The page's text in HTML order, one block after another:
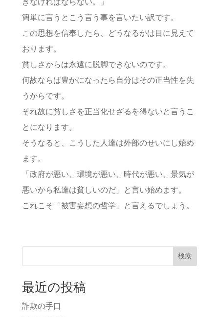
簡単に言うとこう言う事を言いたい訳です。
この思想を信奉したら、どうなるかは目に見えて
おります。
貧しさからは永遠に脱脚できないのです。
何故ならば豊かになったら自分はその正当性を失
うからです。
それ故に貧しさを正当化せざるを得ないと言うこ
とになります。
そうなると、こうした人達は外部のせいにし始め
ます。
「政府が悪い、環境が悪い、時代が悪い、景気が
悪いから私達は貧しいのだ」と言い始めます。
これこそ「被害妄想の哲学」と言えるでしょう。
検索
最近の投稿
詐欺の手口